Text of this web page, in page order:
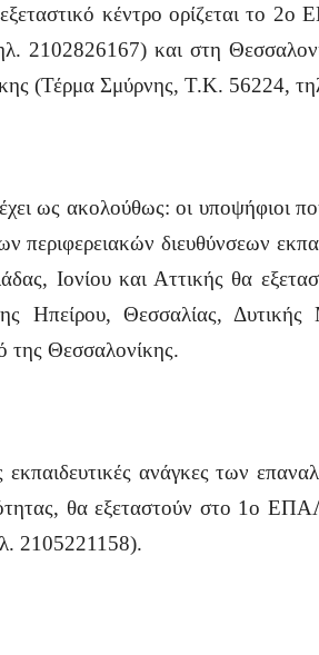
κέντρο ορίζεται το
και στη
(Τέρμα Σμύρνης, Τ.Κ. 56224,
ως ακολούθως: οι υποψήφιοι
περιφερειακών διευθύνσεων
Ιονίου και Αττικής θα
Ηπείρου, Θεσσαλίας,
της Θεσσαλονίκης.
εκπαιδευτικές ανάγκες των
θα εξεταστούν στο 1ο
2105221158).